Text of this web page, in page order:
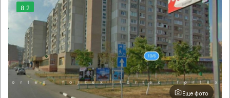
8.2
Еще фото